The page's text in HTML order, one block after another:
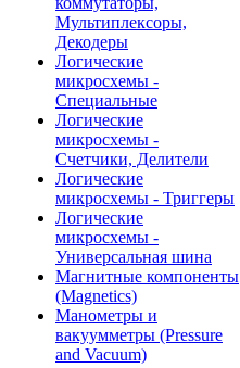
Мультиплексоры,
Декодеры
Логические
микросхемы -
Специальные
Логические
микросхемы -
Счетчики, Делители
Логические
микросхемы - Триггеры
Логические
микросхемы -
Универсальная шина
Магнитные компоненты
(Magnetics)
Манометры и
вакуумметры (Pressure
and Vacuum)